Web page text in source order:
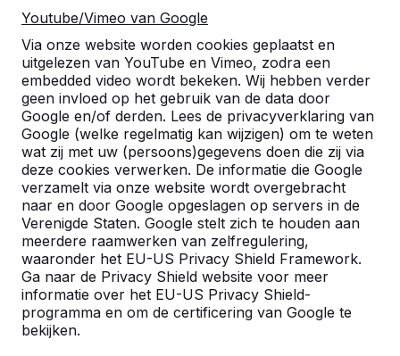
Youtube/Vimeo van Google
Via onze website worden cookies geplaatst en
uitgelezen van YouTube en Vimeo, zodra een
embedded video wordt bekeken. Wij hebben verder
geen invloed op het gebruik van de data door
Google en/of derden. Lees de privacyverklaring van
Google (welke regelmatig kan wijzigen) om te weten
wat zij met uw (persoons)gegevens doen die zij via
deze cookies verwerken. De informatie die Google
verzamelt via onze website wordt overgebracht
naar en door Google opgeslagen op servers in de
Verenigde Staten. Google stelt zich te houden aan
meerdere raamwerken van zelfregulering,
waaronder het EU-US Privacy Shield Framework.
Ga naar de Privacy Shield website voor meer
informatie over het EU-US Privacy Shield-
programma en om de certificering van Google te
bekijken.
buurt al een HeBlad product staat.
Product
Alles weergeven
Categorie
Alles weergeven
Zoek op plaats of postcode